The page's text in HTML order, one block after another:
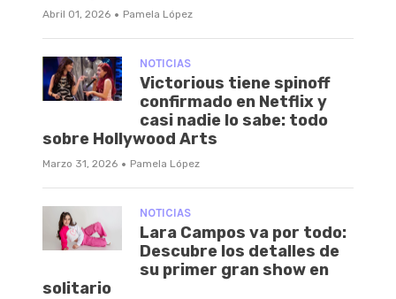
Abril 01, 2026 · Pamela López
NOTICIAS
Victorious tiene spinoff
confirmado en Netflix y
casi nadie lo sabe: todo
sobre Hollywood Arts
Marzo 31, 2026 · Pamela López
NOTICIAS
Lara Campos va por todo:
Descubre los detalles de
su primer gran show en
solitario